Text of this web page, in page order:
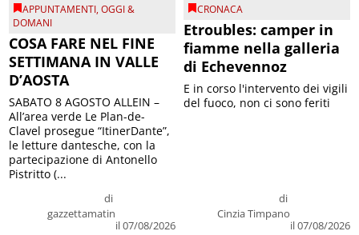
APPUNTAMENTI,OGGI &
DOMANI
COSA FARE NEL FINE
SETTIMANA IN VALLE
D’AOSTA
di
gazzettamatin
il 07/08/2026
SABATO 8 AGOSTO ALLEIN –
All’area verde Le Plan-de-
Clavel prosegue “ItinerDante”,
le letture dantesche, con la
partecipazione di Antonello
Pistritto (...
CRONACA
Etroubles: camper in
fiamme nella galleria
di Echevennoz
di
Cinzia Timpano
il 07/08/2026
E in corso l'intervento dei vigili
del fuoco, non ci sono feriti